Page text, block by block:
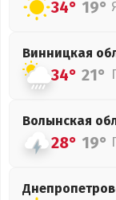
34° 19°
Винницкая
34° 21°
Волынская
28° 19°